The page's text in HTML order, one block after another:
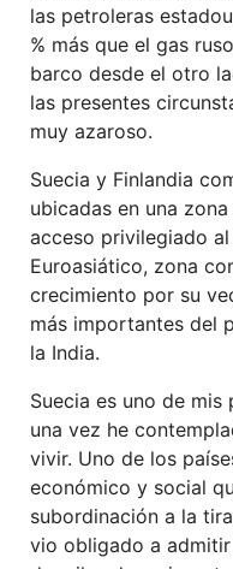
las petroleras
% más que el gas
barco desde el otro
las presentes
muy azaroso.
Suecia y Finlandia
ubicadas en una
acceso privilegiado
Euroasiático, zona
crecimiento por su
más importantes del
la India.
Suecia es uno de
una vez he
vivir. Uno de los
económico y social
subordinación a la
vio obligado a